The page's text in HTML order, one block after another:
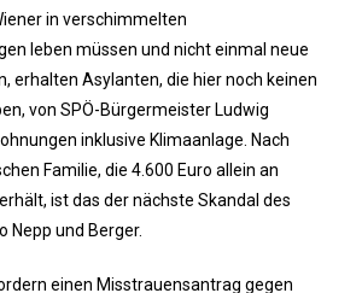
in verschimmelten
leben müssen und nicht einmal neue
erhalten Asylanten, die hier noch keinen
von SPÖ-Bürgermeister Ludwig
inklusive Klimaanlage. Nach
Familie, die 4.600 Euro allein an
ist das der nächste Skandal des
Nepp und Berger.
einen Misstrauensantrag gegen